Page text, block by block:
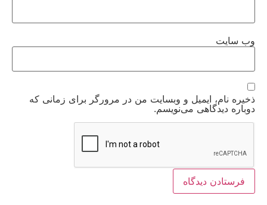
وب‌ سایت
ذخیره نام، ایمیل و وبسایت من در مرورگر برای زمانی که
دوباره دیدگاهی می‌نویسم.